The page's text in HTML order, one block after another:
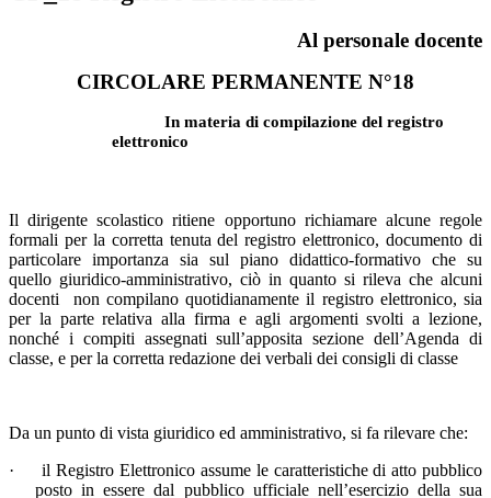
Al personale docente
CIRCOLARE PERMANENTE N°18
In materia di compilazione del registro
elettronico
Il dirigente scolastico ritiene opportuno richiamare alcune regole
formali per la corretta tenuta del registro elettronico, documento di
particolare importanza sia sul piano didattico-formativo che su
quello giuridico-amministrativo, ciò in quanto si rileva che alcuni
docenti
non compilano quotidianamente il registro elettronico, sia
per la parte relativa alla firma e agli argomenti svolti a lezione,
nonché i compiti assegnati sull’apposita sezione dell’Agenda di
classe, e per la corretta redazione dei verbali dei consigli di classe
Da un punto di vista giuridico ed amministrativo, si fa rilevare che:
·
il Registro Elettronico assume le caratteristiche di atto pubblico
posto in essere dal pubblico ufficiale nell’esercizio della sua